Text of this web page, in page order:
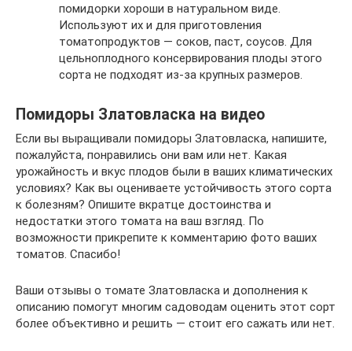
помидорки хороши в натуральном виде.
Используют их и для приготовления
томатопродуктов — соков, паст, соусов. Для
цельноплодного консервирования плоды этого
сорта не подходят из-за крупных размеров.
Помидоры Златовласка на видео
Если вы выращивали помидоры Златовласка, напишите,
пожалуйста, понравились они вам или нет. Какая
урожайность и вкус плодов были в ваших климатических
условиях? Как вы оцениваете устойчивость этого сорта
к болезням? Опишите вкратце достоинства и
недостатки этого томата на ваш взгляд. По
возможности прикрепите к комментарию фото ваших
томатов. Спасибо!
Ваши отзывы о томате Златовласка и дополнения к
описанию помогут многим садоводам оценить этот сорт
более объективно и решить — стоит его сажать или нет.